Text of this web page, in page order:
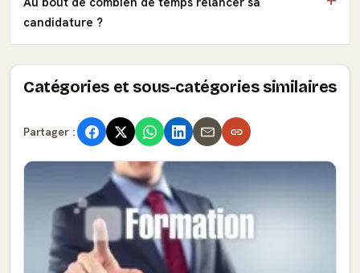
candidature ?
Catégories et sous-catégories similaires
Partager :